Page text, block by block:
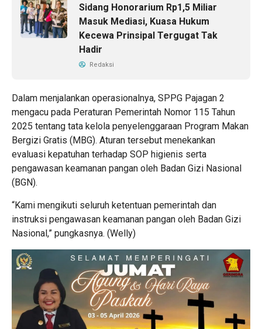
Sidang Honorarium Rp1,5 Miliar
Masuk Mediasi, Kuasa Hukum
Kecewa Prinsipal Tergugat Tak
Hadir
Redaksi
Dalam menjalankan operasionalnya, SPPG Pajagan 2
mengacu pada Peraturan Pemerintah Nomor 115 Tahun
2025 tentang tata kelola penyelenggaraan Program Makan
Bergizi Gratis (MBG). Aturan tersebut menekankan
evaluasi kepatuhan terhadap SOP higienis serta
pengawasan keamanan pangan oleh Badan Gizi Nasional
(BGN).
“Kami mengikuti seluruh ketentuan pemerintah dan
instruksi pengawasan keamanan pangan oleh Badan Gizi
Nasional,” pungkasnya. (Welly)